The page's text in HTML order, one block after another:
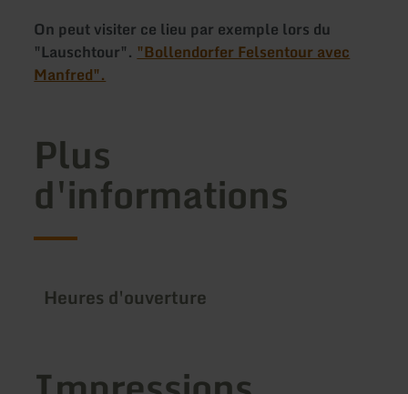
On peut visiter ce lieu par exemple lors du
"Lauschtour". "Bollendorfer Felsentour avec
Manfred".
Plus
d'informations
Heures d'ouverture